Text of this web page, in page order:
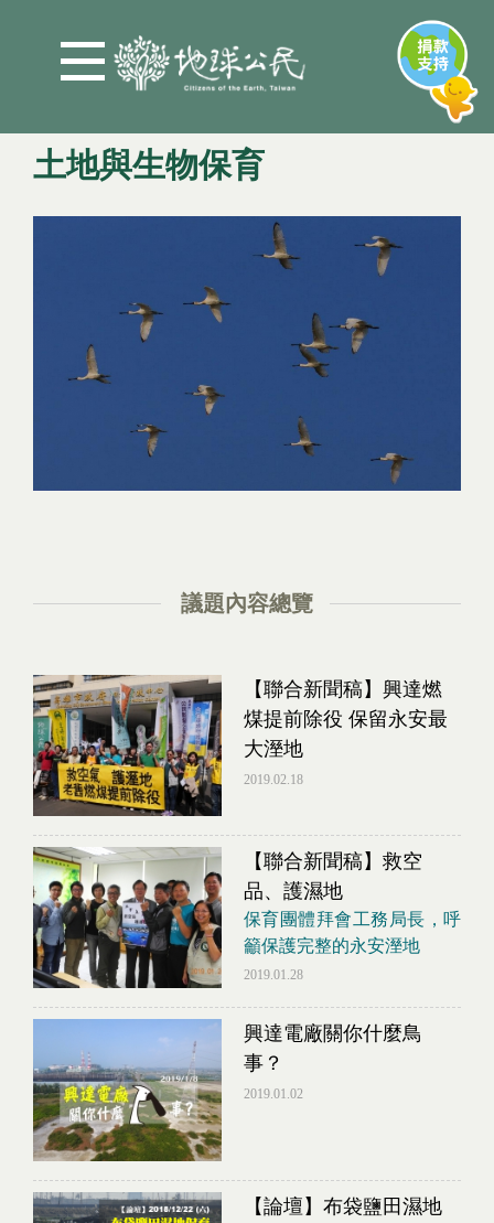
土地與生物保育
議題內容總覽
【聯合新聞稿】興達燃
煤提前除役 保留永安最
大溼地
2019.02.18
【聯合新聞稿】救空
品、護濕地
保育團體拜會工務局長，呼
籲保護完整的永安溼地
2019.01.28
興達電廠關你什麼鳥
事？
2019.01.02
【論壇】布袋鹽田濕地